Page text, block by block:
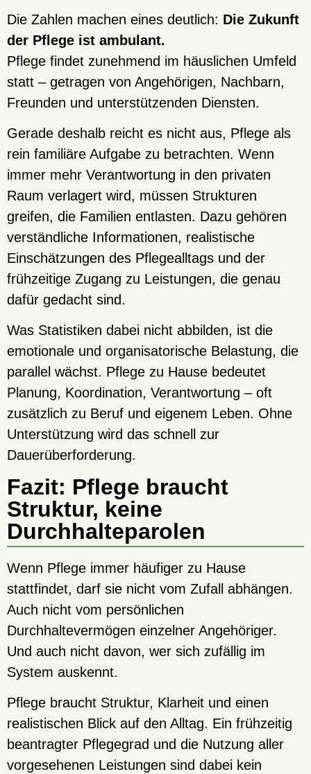
Die Zahlen machen eines deutlich: Die Zukunft
der Pflege ist ambulant.
Pflege findet zunehmend im häuslichen Umfeld
statt – getragen von Angehörigen, Nachbarn,
Freunden und unterstützenden Diensten.
Gerade deshalb reicht es nicht aus, Pflege als
rein familiäre Aufgabe zu betrachten. Wenn
immer mehr Verantwortung in den privaten
Raum verlagert wird, müssen Strukturen
greifen, die Familien entlasten. Dazu gehören
verständliche Informationen, realistische
Einschätzungen des Pflegealltags und der
frühzeitige Zugang zu Leistungen, die genau
dafür gedacht sind.
Was Statistiken dabei nicht abbilden, ist die
emotionale und organisatorische Belastung, die
parallel wächst. Pflege zu Hause bedeutet
Planung, Koordination, Verantwortung – oft
zusätzlich zu Beruf und eigenem Leben. Ohne
Unterstützung wird das schnell zur
Dauerüberforderung.
Fazit: Pflege braucht
Struktur, keine
Durchhalteparolen
Wenn Pflege immer häufiger zu Hause
stattfindet, darf sie nicht vom Zufall abhängen.
Auch nicht vom persönlichen
Durchhaltevermögen einzelner Angehöriger.
Und auch nicht davon, wer sich zufällig im
System auskennt.
Pflege braucht Struktur, Klarheit und einen
realistischen Blick auf den Alltag. Ein frühzeitig
beantragter Pflegegrad und die Nutzung aller
vorgesehenen Leistungen sind dabei kein